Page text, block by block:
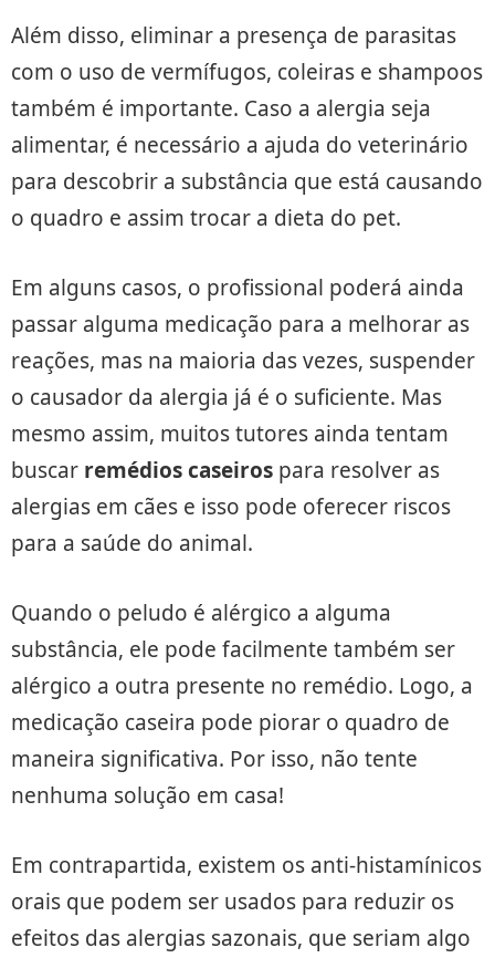
Além disso, eliminar a presença de parasitas
com o uso de vermífugos, coleiras e shampoos
também é importante. Caso a alergia seja
alimentar, é necessário a ajuda do veterinário
para descobrir a substância que está causando
o quadro e assim trocar a dieta do pet.
Em alguns casos, o profissional poderá ainda
passar alguma medicação para a melhorar as
reações, mas na maioria das vezes, suspender
o causador da alergia já é o suficiente. Mas
mesmo assim, muitos tutores ainda tentam
buscar remédios caseiros para resolver as
alergias em cães e isso pode oferecer riscos
para a saúde do animal.
Quando o peludo é alérgico a alguma
substância, ele pode facilmente também ser
alérgico a outra presente no remédio. Logo, a
medicação caseira pode piorar o quadro de
maneira significativa. Por isso, não tente
nenhuma solução em casa!
Em contrapartida, existem os anti-histamínicos
orais que podem ser usados ​​para reduzir os
efeitos das alergias sazonais, que seriam algo